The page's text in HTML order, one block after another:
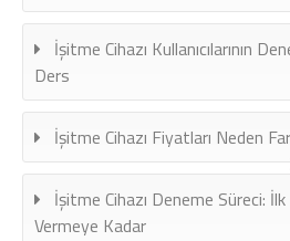
İşitme Cihazı Kullanıcılarının
Ders
İşitme Cihazı Fiyatları Neden
İşitme Cihazı Deneme Süreci:
Vermeye Kadar